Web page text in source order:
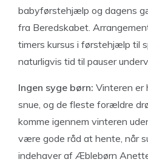
babyførstehjælp og dagens
fra Beredskabet.
timers kursus i førstehjælp til
naturligvis tid til pauser
Ingen syge børn: Vinteren er
snue, og de fleste forældre
komme igennem vinteren
være gode råd at hente, når
indehaver af Æblebørn